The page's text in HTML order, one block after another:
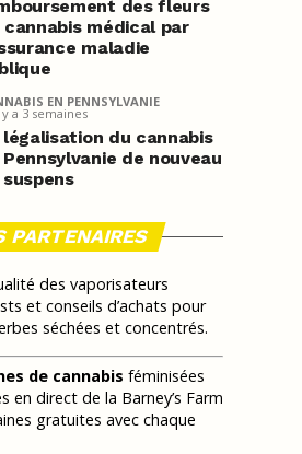
des fleurs
cannabis médical par
maladie
EN PENNSYLVANIE
y a 3 semaines
légalisation du cannabis
Pennsylvanie de nouveau
suspens
PARTENAIRES
des vaporisateurs
et conseils d’achats pour
séchées et concentrés.
de cannabis féminisées
en direct de la Barney’s Farm
gratuites avec chaque